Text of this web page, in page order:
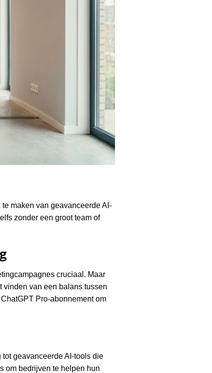
maken van geavanceerde AI-
zonder een groot team of
cruciaal. Maar
vinden van een balans tussen
Pro-abonnement om
geavanceerde AI-tools die
om bedrijven te helpen hun